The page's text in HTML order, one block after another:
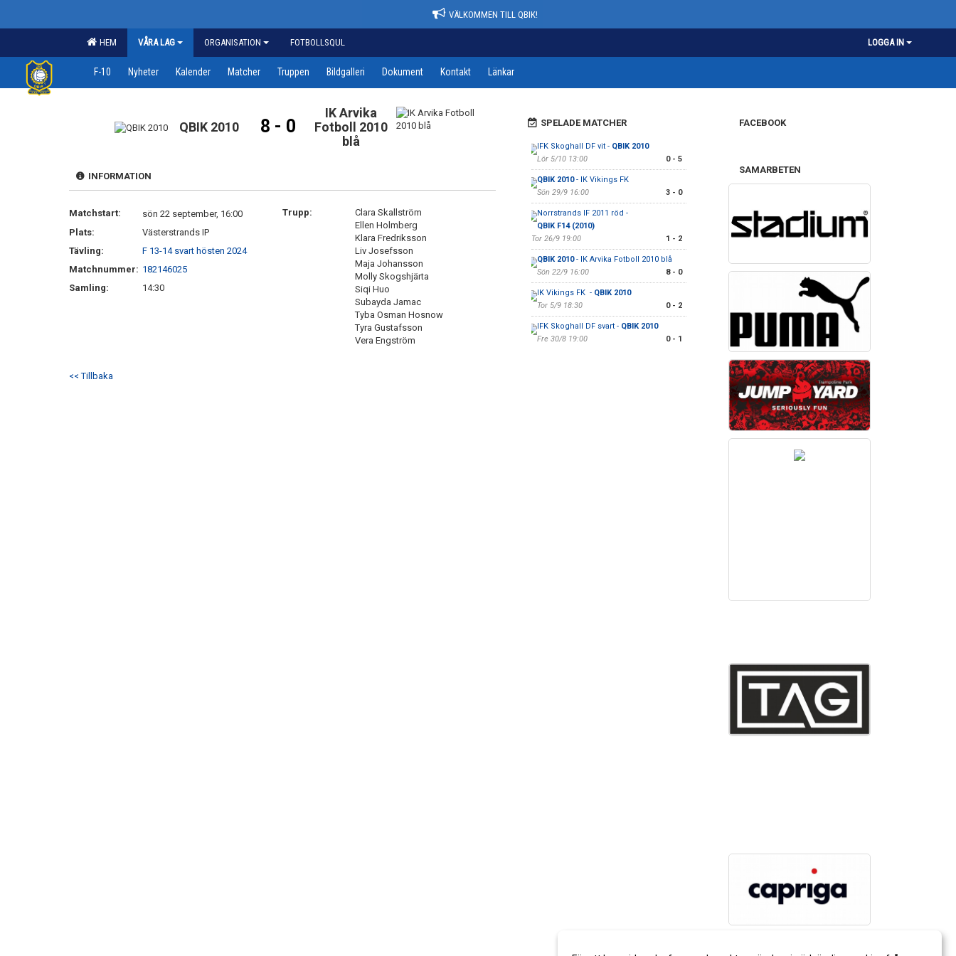
VÄLKOMMEN TILL QBIK!
HEM VÅRA LAG ORGANISATION FOTBOLLSQUL LOGGA IN
F-10 Nyheter Kalender Matcher Truppen Bildgalleri Dokument Kontakt Länkar
QBIK 2010 8 - 0
IK Arvika
Fotboll 2010
blå
INFORMATION
Matchstart:
sön 22 september, 16:00
Plats:
Västerstrands IP
Tävling:
F 13-14 svart hösten 2024
Matchnummer: 182146025
Samling:
14:30
Trupp:
Clara Skallström
Ellen Holmberg
Klara Fredriksson
Liv Josefsson
Maja Johansson
Molly Skogshjärta
Siqi Huo
Subayda Jamac
Tyba Osman Hosnow
Tyra Gustafsson
Vera Engström
<< Tillbaka
SPELADE MATCHER
IFK Skoghall DF vit - QBIK 2010
Lör 5/10 13:00
0 - 5
QBIK 2010- IK Vikings FK
Sön 29/9 16:00
3 - 0
Norrstrands IF 2011 röd -
QBIK F14 (2010)
Tor 26/9 19:00
1 - 2
QBIK 2010- IK Arvika Fotboll 2010 blå
Sön 22/9 16:00
8 - 0
IK Vikings FK - QBIK 2010
Tor 5/9 18:30
0 - 2
IFK Skoghall DF svart - QBIK 2010
Fre 30/8 19:00
0 - 1
FACEBOOK
SAMARBETEN